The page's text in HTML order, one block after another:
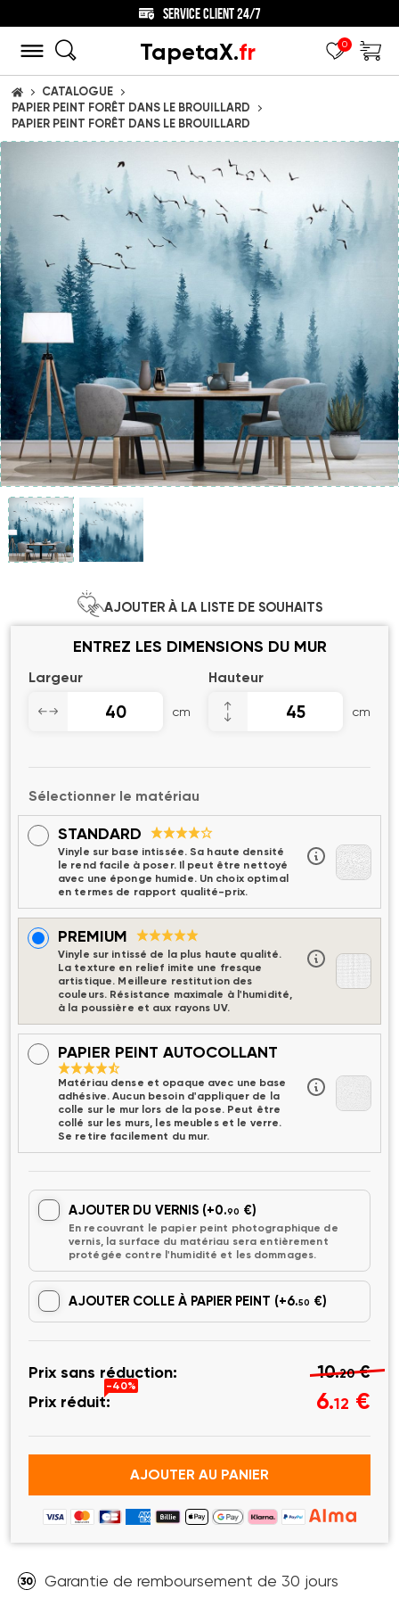
SERVICE CLIENT 24/7
TapetaX.fr 0
ACCUEILCATALOGUE
PAPIER PEINT FORÊT DANS LE BROUILLARD
PAPIER PEINT FORÊT DANS LE BROUILLARD
AJOUTER À LA LISTE DE SOUHAITS
ENTREZ LES DIMENSIONS DU MUR
Largeur
cm
Hauteur
cm
Sélectionner le matériau
STANDARD
Vinyle sur base intissée. Sa haute densité
le rend facile à poser. Il peut être nettoyé
avec une éponge humide. Un choix optimal
en termes de rapport qualité-prix.
PREMIUM
Vinyle sur intissé de la plus haute qualité.
La texture en relief imite une fresque
artistique. Meilleure restitution des
couleurs. Résistance maximale à l'humidité,
à la poussière et aux rayons UV.
PAPIER PEINT AUTOCOLLANT
Matériau dense et opaque avec une base
adhésive. Aucun besoin d'appliquer de la
colle sur le mur lors de la pose. Peut être
collé sur les murs, les meubles et le verre.
Se retire facilement du mur.
AJOUTER DU VERNIS (+0.90 €)
En recouvrant le papier peint photographique de
vernis, la surface du matériau sera entièrement
protégée contre l'humidité et les dommages.
AJOUTER COLLE À PAPIER PEINT (+6.50 €)
Prix sans réduction: 10.20€
Prix réduit:
-40%
6.12 €
AJOUTER AU PANIER
Garantie de remboursement de 30 jours